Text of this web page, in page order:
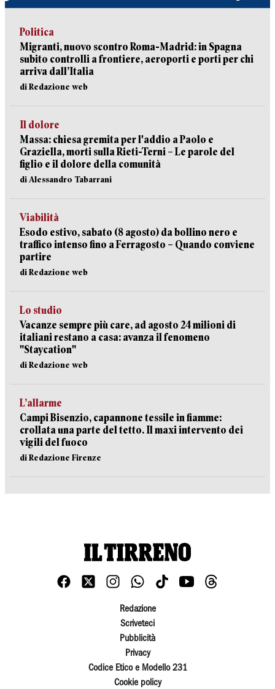
Politica
Migranti, nuovo scontro Roma-Madrid: in Spagna
subito controlli a frontiere, aeroporti e porti per chi
arriva dall’Italia
di Redazione web
Il dolore
Massa: chiesa gremita per l'addio a Paolo e
Graziella, morti sulla Rieti-Terni – Le parole del
figlio e il dolore della comunità
di Alessandro Tabarrani
Viabilità
Esodo estivo, sabato (8 agosto) da bollino nero e
traffico intenso fino a Ferragosto – Quando conviene
partire
di Redazione web
Lo studio
Vacanze sempre più care, ad agosto 24 milioni di
italiani restano a casa: avanza il fenomeno
"Staycation"
di Redazione web
L’allarme
Campi Bisenzio, capannone tessile in fiamme:
crollata una parte del tetto. Il maxi intervento dei
vigili del fuoco
di Redazione Firenze
Redazione
Scriveteci
Pubblicità
Privacy
Codice Etico e Modello 231
Cookie policy